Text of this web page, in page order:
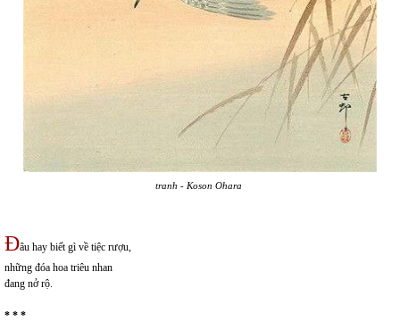
tranh - Koson Ohara
Đâu hay biết gì về tiệc rượu,
những đóa hoa triêu nhan
đang nở rộ.
* * *